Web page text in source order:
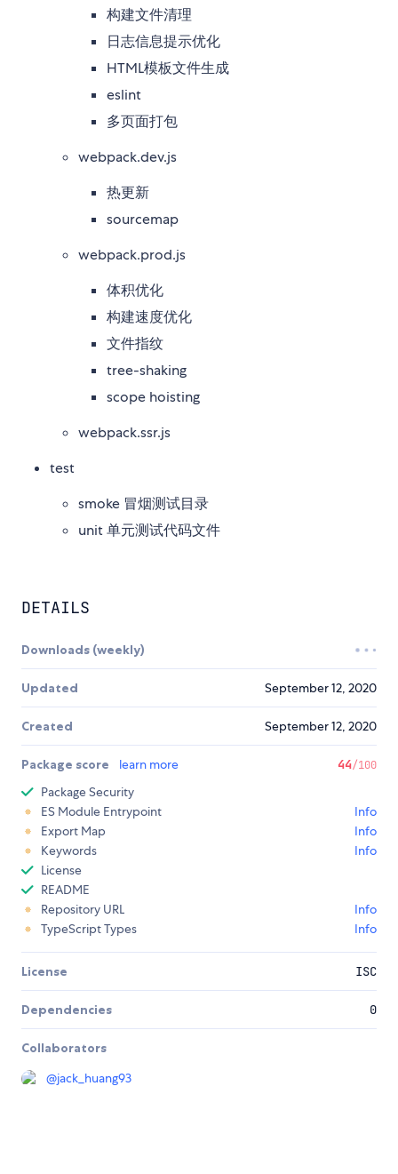
构建文件清理
日志信息提示优化
HTML模板文件生成
eslint
多页面打包
webpack.dev.js
热更新
sourcemap
webpack.prod.js
体积优化
构建速度优化
文件指纹
tree-shaking
scope hoisting
webpack.ssr.js
test
smoke 冒烟测试目录
unit 单元测试代码文件
DETAILS
Downloads (weekly)
Updated September 12, 2020
Created September 12, 2020
Package score learn more 44/100
Package Security
ES Module Entrypoint
Info
Export Map
Info
Keywords
Info
License
README
Repository URL
Info
TypeScript Types
Info
License ISC
Dependencies 0
Collaborators
@jack_huang93